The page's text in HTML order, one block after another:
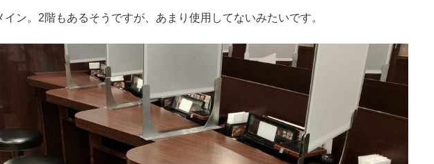
ン。2階もあるそうですが、あまり使用してないみたいです。